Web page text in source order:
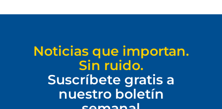
Noticias que importan.
Sin ruido.
Suscríbete gratis a
nuestro boletín